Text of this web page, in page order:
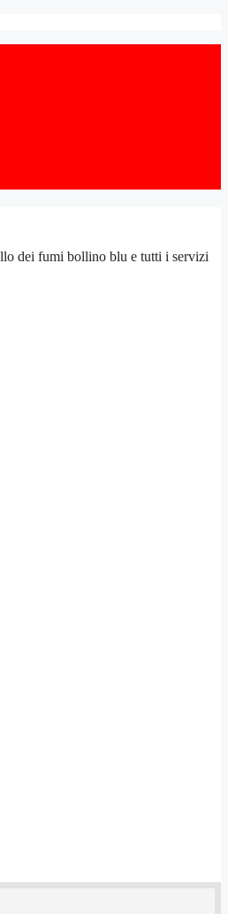
dei fumi bollino blu e tutti i servizi